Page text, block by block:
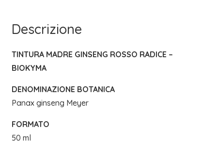
Descrizione
TINTURA MADRE GINSENG ROSSO RADICE –
BIOKYMA
DENOMINAZIONE BOTANICA
Panax ginseng Meyer
FORMATO
50 ml